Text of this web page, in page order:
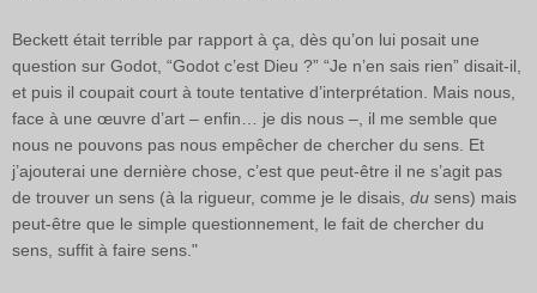
Beckett était terrible par rapport à ça, dès qu’on lui posait une
question sur Godot, “Godot c’est Dieu ?” “Je n’en sais rien” disait-il,
et puis il coupait court à toute tentative d’interprétation. Mais nous,
face à une œuvre d’art – enfin… je dis nous –, il me semble que
nous ne pouvons pas nous empêcher de chercher du sens. Et
j’ajouterai une dernière chose, c’est que peut-être il ne s’agit pas
de trouver un sens (à la rigueur, comme je le disais, du sens) mais
peut-être que le simple questionnement, le fait de chercher du
sens, suffit à faire sens."